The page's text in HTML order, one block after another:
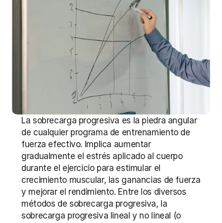
La sobrecarga progresiva es la piedra angular
de cualquier programa de entrenamiento de
fuerza efectivo. Implica aumentar
gradualmente el estrés aplicado al cuerpo
durante el ejercicio para estimular el
crecimiento muscular, las ganancias de fuerza
y mejorar el rendimiento. Entre los diversos
métodos de sobrecarga progresiva, la
sobrecarga progresiva lineal y no lineal (o